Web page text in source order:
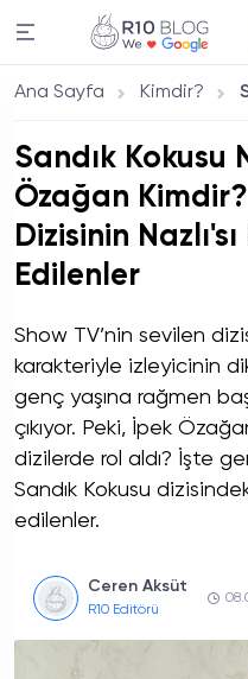
Ana Sayfa Kimdir?
Sandık Kokusu
Özağan
Dizisinin
Edilenler
Show TV’nin sevilen
karakteriyle izleyicinin
genç yaşına rağmen
çıkıyor. Peki, İpek
dizilerde rol aldı? İşte
Sandık Kokusu
edilenler.
Ceren Aksüt
R10 Editörü